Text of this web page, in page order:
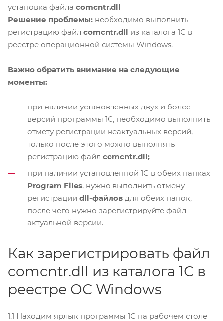
установка файла comcntr.dll
Решение проблемы: необходимо выполнить
регистрацию файл comcntr.dll из каталога 1С в
реестре операционной системы Windows.
Важно обратить внимание на следующие
моменты:
при наличии установленных двух и более
версий программы 1С, необходимо выполнить
отмету регистрации неактуальных версий,
только после этого можно выполнять
регистрацию файл comcntr.dll;
при наличии установленной 1С в обеих папках
Program Files, нужно выполнить отмену
регистрации dll-файлов для обеих папок,
после чего нужно зарегистрируйте файл
актуальной версии.
Как зарегистрировать файл
comcntr.dll из каталога 1С в
реестре ОС Windows
1.1 Находим ярлык программы 1С на рабочем столе